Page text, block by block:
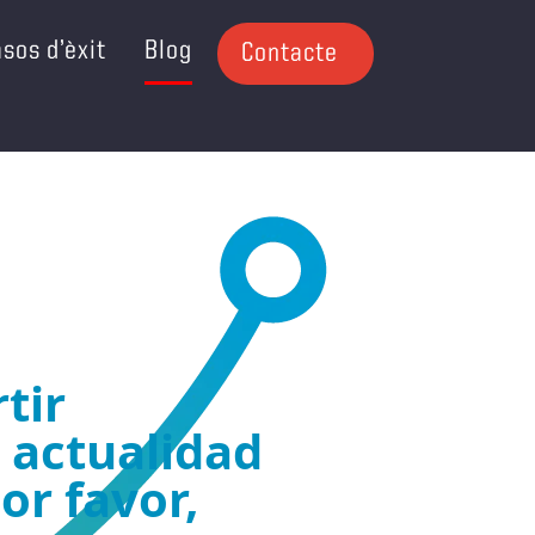
d’èxit Blog Contacte
favor,